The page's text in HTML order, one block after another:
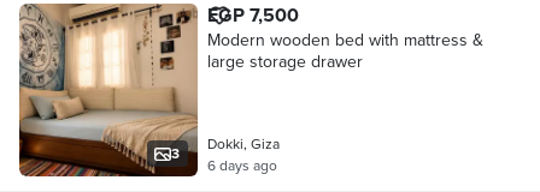
3
EGP 7,500
Modern wooden bed with mattress &
large storage drawer
Dokki, Giza
6 days ago